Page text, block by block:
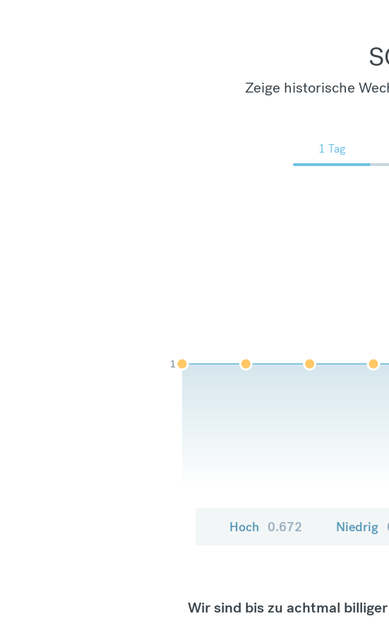
Zeige historische
1 Tag
1
Hoch 0.672 Niedrig
Wir sind bis zu achtmal